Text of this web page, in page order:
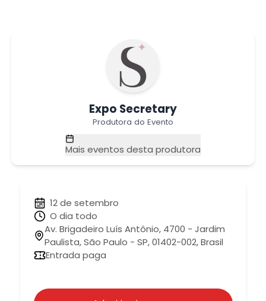
Expo Secretary
Produtora do Evento
Mais eventos desta produtora
12 de setembro
O dia todo
Av. Brigadeiro Luís Antônio, 4700 - Jardim
Paulista, São Paulo - SP, 01402-002, Brasil
Entrada paga